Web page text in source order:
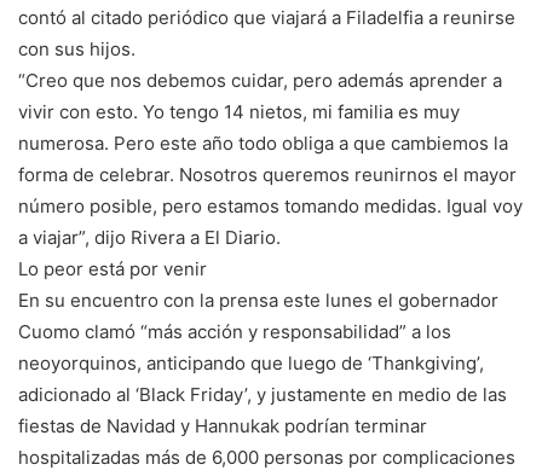
contó al citado periódico que viajará a Filadelfia a reunirse
con sus hijos.
“Creo que nos debemos cuidar, pero además aprender a
vivir con esto. Yo tengo 14 nietos, mi familia es muy
numerosa. Pero este año todo obliga a que cambiemos la
forma de celebrar. Nosotros queremos reunirnos el mayor
número posible, pero estamos tomando medidas. Igual voy
a viajar”, dijo Rivera a El Diario.
Lo peor está por venir
En su encuentro con la prensa este lunes el gobernador
Cuomo clamó “más acción y responsabilidad” a los
neoyorquinos, anticipando que luego de ‘Thankgiving’,
adicionado al ‘Black Friday’, y justamente en medio de las
fiestas de Navidad y Hannukak podrían terminar
hospitalizadas más de 6,000 personas por complicaciones